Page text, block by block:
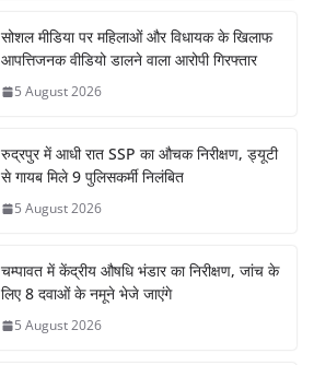
सोशल मीडिया पर महिलाओं और विधायक के खिलाफ
आपत्तिजनक वीडियो डालने वाला आरोपी गिरफ्तार
5 August 2026
रुद्रपुर में आधी रात SSP का औचक निरीक्षण, ड्यूटी
से गायब मिले 9 पुलिसकर्मी निलंबित
5 August 2026
चम्पावत में केंद्रीय औषधि भंडार का निरीक्षण, जांच के
लिए 8 दवाओं के नमूने भेजे जाएंगे
5 August 2026